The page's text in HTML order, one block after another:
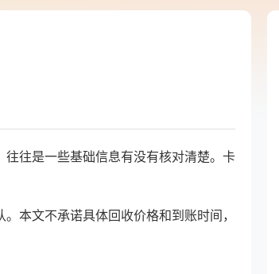
往是一些基础信息有没有核对清楚。卡
本文不承诺具体回收价格和到账时间，